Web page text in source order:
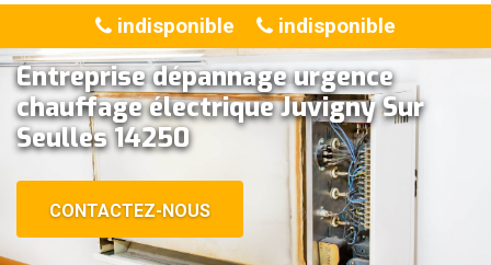
indisponible indisponible
Entreprise dépannage urgence
chauffage électrique Juvigny Sur
Seulles 14250
CONTACTEZ-NOUS